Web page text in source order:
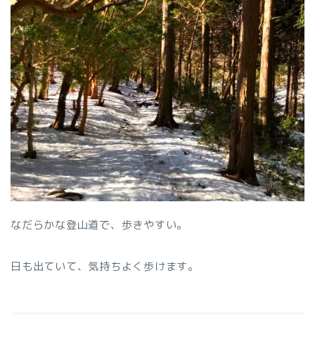
なだらかな登山道で、歩きやすい。
日も出ていて、気持ちよく歩けます。